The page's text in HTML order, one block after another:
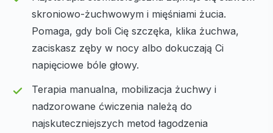
skroniowo-żuchwowym i mięśniami żucia.
Pomaga, gdy boli Cię szczęka, klika żuchwa,
zaciskasz zęby w nocy albo dokuczają Ci
napięciowe bóle głowy.
Terapia manualna, mobilizacja żuchwy i
nadzorowane ćwiczenia należą do
najskuteczniejszych metod łagodzenia